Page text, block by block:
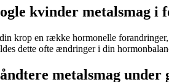
kvinder metalsmag i
krop en række hormonelle
dette ofte ændringer i din
metalsmag under